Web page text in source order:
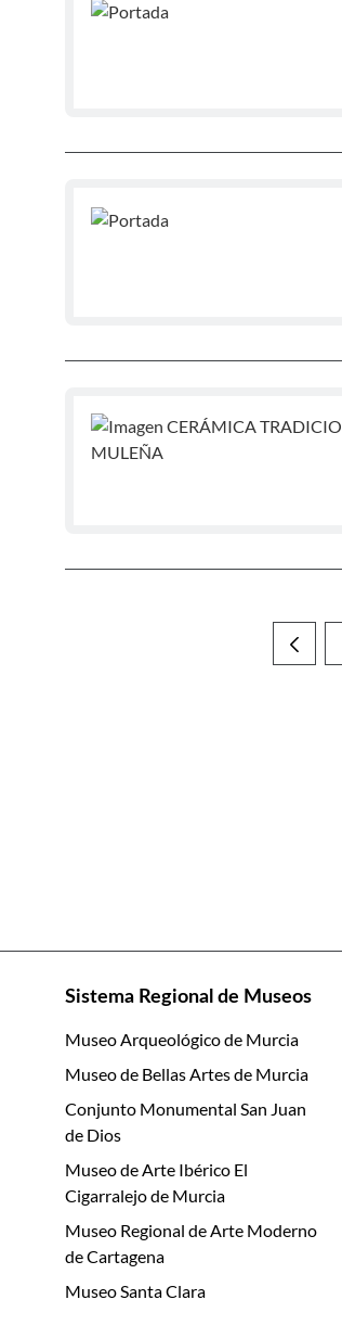
Sistema Regional de Museos
Museo Arqueológico de Murcia
Museo de Bellas Artes de Murcia
Conjunto Monumental San Juan
de Dios
Museo de Arte Ibérico El
Cigarralejo de Murcia
Museo Regional de Arte Moderno
de Cartagena
Museo Santa Clara